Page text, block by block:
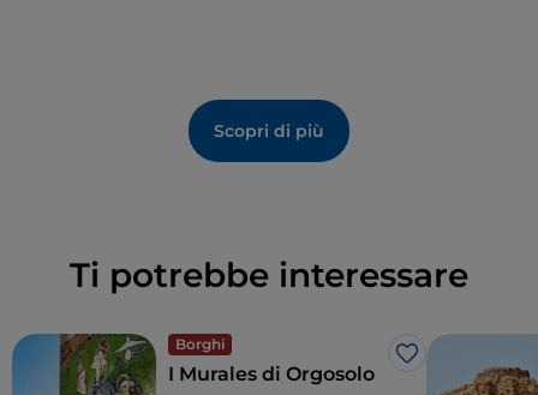
Scopri di più
Ti potrebbe interessare
Borghi
Like
I Murales di Orgosolo